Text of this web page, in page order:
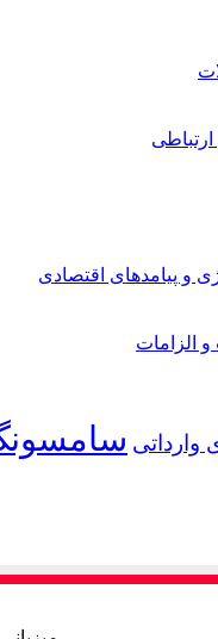
و پیامدهای اقتصادی
و الزامات
وارداتی